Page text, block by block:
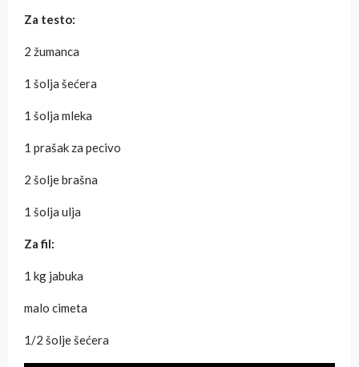
Za testo:
2 žumanca
1 šolja šećera
1 šolja mleka
1 prašak za pecivo
2 šolje brašna
1 šolja ulja
Za fil:
1 kg jabuka
malo cimeta
1/2 šolje šećera